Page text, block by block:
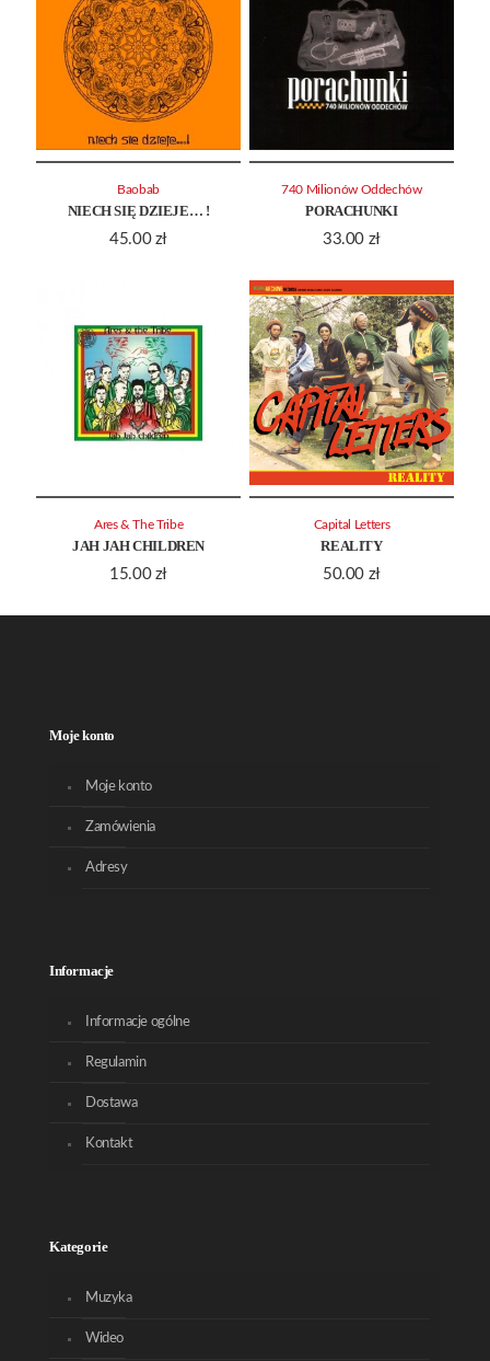
NIECH SIĘ DZIEJE… !
45.00 zł
Baobab
PORACHUNKI
33.00 zł
740 Milionów Oddechów
JAH JAH CHILDREN
15.00 zł
Ares & The Tribe
REALITY
50.00 zł
Capital Letters
Moje konto
Moje konto
Zamówienia
Adresy
Informacje
Informacje ogólne
Regulamin
Dostawa
Kontakt
Kategorie
Muzyka
Wideo